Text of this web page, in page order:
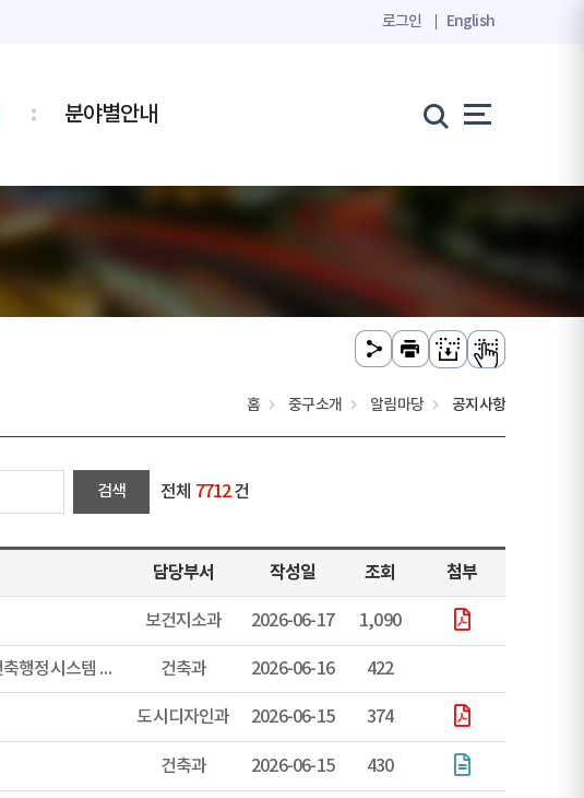
로그인 English
분야별안내
홈 중구소개 알림마당 공지사항
전체 7712건
담당부서 작성일 조회 첨부
보건지소과 2026-06-17 1,090
♣♣ 2026년 7월 1일자 지방정부 행정체제 개편에 따른 “건축행정시스템 (세움터)” 서비스중단 안내 ♣♣ 건축과 2026-06-16 422
도시디자인과 2026-06-15 374
건축과 2026-06-15 430